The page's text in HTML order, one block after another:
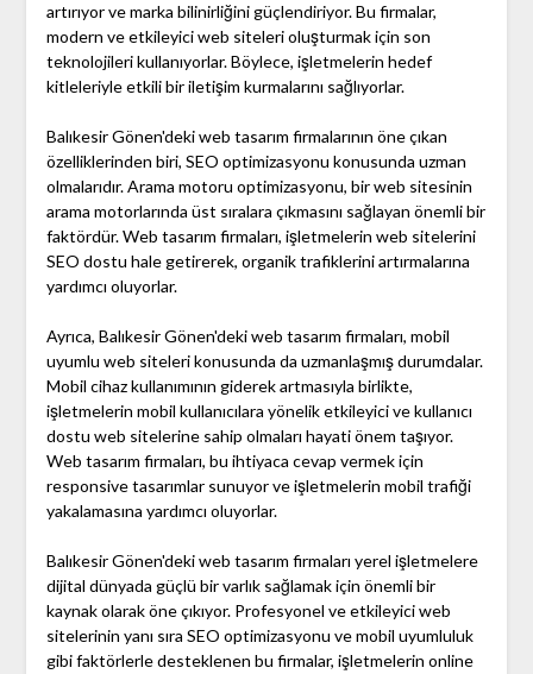
artırıyor ve marka bilinirliğini güçlendiriyor. Bu firmalar,
modern ve etkileyici web siteleri oluşturmak için son
teknolojileri kullanıyorlar. Böylece, işletmelerin hedef
kitleleriyle etkili bir iletişim kurmalarını sağlıyorlar.
Balıkesir Gönen'deki web tasarım firmalarının öne çıkan
özelliklerinden biri, SEO optimizasyonu konusunda uzman
olmalarıdır. Arama motoru optimizasyonu, bir web sitesinin
arama motorlarında üst sıralara çıkmasını sağlayan önemli bir
faktördür. Web tasarım firmaları, işletmelerin web sitelerini
SEO dostu hale getirerek, organik trafiklerini artırmalarına
yardımcı oluyorlar.
Ayrıca, Balıkesir Gönen'deki web tasarım firmaları, mobil
uyumlu web siteleri konusunda da uzmanlaşmış durumdalar.
Mobil cihaz kullanımının giderek artmasıyla birlikte,
işletmelerin mobil kullanıcılara yönelik etkileyici ve kullanıcı
dostu web sitelerine sahip olmaları hayati önem taşıyor.
Web tasarım firmaları, bu ihtiyaca cevap vermek için
responsive tasarımlar sunuyor ve işletmelerin mobil trafiği
yakalamasına yardımcı oluyorlar.
Balıkesir Gönen'deki web tasarım firmaları yerel işletmelere
dijital dünyada güçlü bir varlık sağlamak için önemli bir
kaynak olarak öne çıkıyor. Profesyonel ve etkileyici web
sitelerinin yanı sıra SEO optimizasyonu ve mobil uyumluluk
gibi faktörlerle desteklenen bu firmalar, işletmelerin online